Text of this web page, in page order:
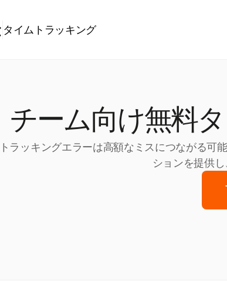
タイムトラッキング
チーム向け無料
ラッキングエラーは高額なミスにつながる可
ションを提供